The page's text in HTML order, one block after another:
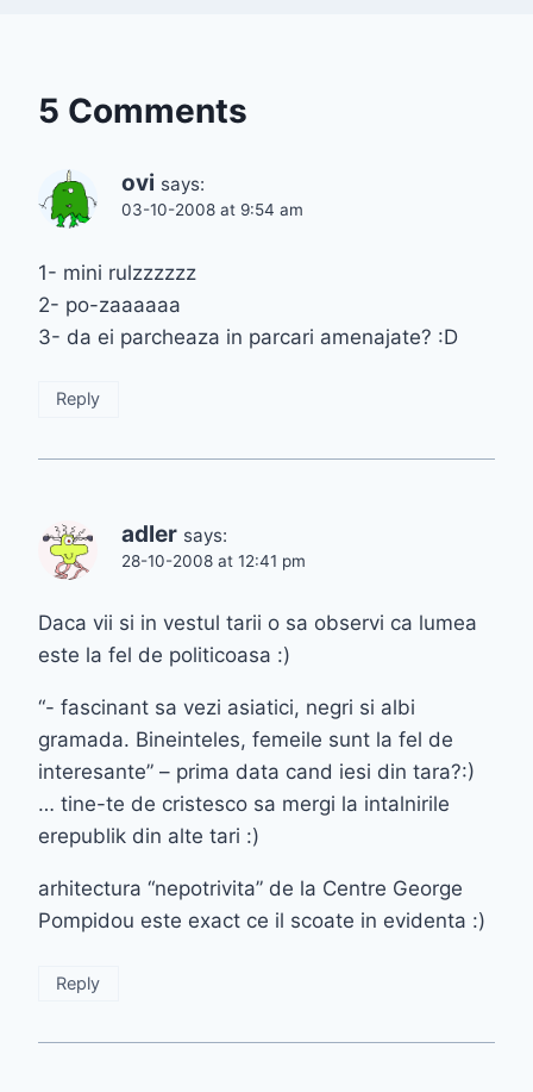
5 Comments
ovi says:
03-10-2008 at 9:54 am
1- mini rulzzzzzz
2- po-zaaaaaa
3- da ei parcheaza in parcari amenajate? :D
Reply
adler says:
28-10-2008 at 12:41 pm
Daca vii si in vestul tarii o sa observi ca lumea
este la fel de politicoasa :)
“- fascinant sa vezi asiatici, negri si albi
gramada. Bineinteles, femeile sunt la fel de
interesante” – prima data cand iesi din tara?:)
… tine-te de cristesco sa mergi la intalnirile
erepublik din alte tari :)
arhitectura “nepotrivita” de la Centre George
Pompidou este exact ce il scoate in evidenta :)
Reply